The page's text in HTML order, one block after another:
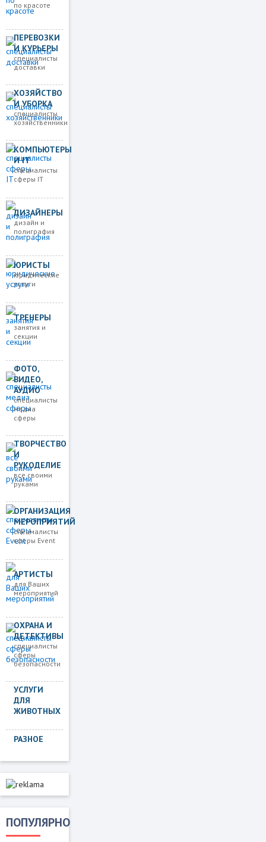
по красоте
ПЕРЕВОЗКИ
И КУРЬЕРЫ
специалисты
доставки
ХОЗЯЙСТВО
И УБОРКА
специалисты
хозяйственники
КОМПЬЮТЕРЫ
И IT
специалисты
сферы IT
ДИЗАЙНЕРЫ
дизайн и
полиграфия
ЮРИСТЫ
юридические
услуги
ТРЕНЕРЫ
занятия и
секции
ФОТО,
ВИДЕО,
АУДИО
специалисты
медиа
сферы
ТВОРЧЕСТВО
И
РУКОДЕЛИЕ
все своими
руками
ОРГАНИЗАЦИЯ
МЕРОПРИЯТИЙ
спецмалисты
сферы Event
АРТИСТЫ
для Ваших
мероприятий
ОХРАНА И
ДЕТЕКТИВЫ
специалисты
сферы
безопасности
УСЛУГИ
ДЛЯ
ЖИВОТНЫХ
РАЗНОЕ
ПОПУЛЯРНО